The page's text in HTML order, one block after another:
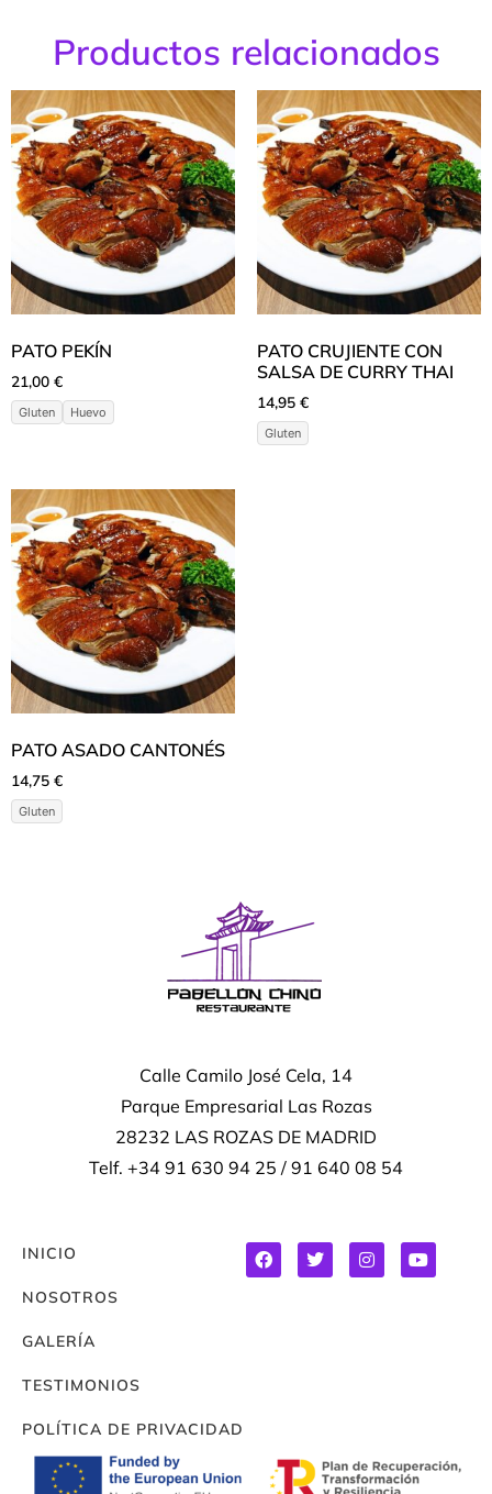
Productos relacionados
PATO PEKÍN
21,00 €
Gluten Huevo
PATO CRUJIENTE CON
SALSA DE CURRY THAI
14,95 €
Gluten
PATO ASADO CANTONÉS
14,75 €
Gluten
Calle Camilo José Cela, 14
Parque Empresarial Las Rozas
28232 LAS ROZAS DE MADRID
Telf. +34 91 630 94 25 / 91 640 08 54
INICIO
NOSOTROS
GALERÍA
TESTIMONIOS
POLÍTICA DE PRIVACIDAD